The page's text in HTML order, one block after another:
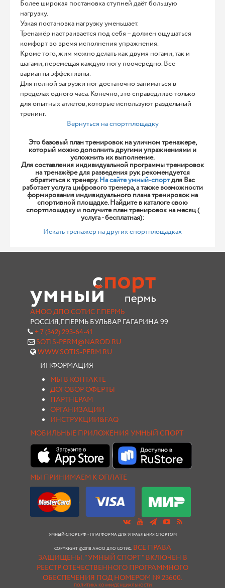
Более широкая постановка ступней даёт большую
нагрузку.
Узкая постановка нагрузку уменьшает.
Тренажёр настраивается под себя – должен ощущаться
комфорт во время исполнения упражнения.
Кроме того, жим можно делать как двумя ногами, так и
шагами, перемещая каждую ногу поочерёдно. Все
варианты эффективны.
Для полной загрузки ног достаточно заниматься в
пределах одного часа. Конечно, это справедливо только
для опытных атлетов, которые используют раздельный
тренинг.
Вернуться на спортплощадку
Это базовый план тренировок на уличном тренажере,
который можно дополнить другими упражнениями и
усложнить их выполнение.
Для составления индивидуальной программы тренировок
на тренажёре для разведения рук рекомендуется
обратиться к тренеру.На сайте умный-спортдля Вас
работает услуга цифрового тренера, а также возможности
формирования индивидуального плана тренировок на
спортивной площадке. Найдите в каталоге свою
спортплощадку и получите план тренировок на месяц (
услуга - бесплатная):
Искать тренажер на других спортплощадках
АНОО ДПО СОТИС Г.ПЕРМЬ
РОССИЯ,Г.ПЕРМЬ БУЛЬВАР ГАГАРИНА 99
+ 7 (342) 293-64-41
SOTIS-PERM@NAROD.RU
WWW.SOTIS-PERM.RU
ИНФОРМАЦИЯ
МЫ В КОНТАКТЕ
ДОГОВОР ОФЕРТЫ
ПАРТНЕРАМ
ОРГАНИЗАЦИИ
ИНСТРУКЦИИ&FAQ
МОБИЛЬНЫЕ ПРИЛОЖЕНИЯ УМНЫЙ СПОРТ
МЫ ПРИНИМАЕМ К ОПЛАТЕ
УМНЫЙ-СПОРТ.РФ - ПЛАТФОРМА ДЛЯ УПРАВЛЕНИЯ СПОРТОМ
COPYRIGHT ©2018 АНОО ДПО СОТИС. ВСЕ ПРАВА
ЗАЩИЩЕНЫ."УМНЫЙ СПОРТ " ВКЛЮЧЕН В
РЕЕСТР ОТЕЧЕСТВЕННОГО ПРОГРАММНОГО
ОБЕСПЕЧЕНИЯ ПОД НОМЕРОМ № 23600.
ПОЛИТИКА КОНФИДЕНЦИАЛЬНОСТИ